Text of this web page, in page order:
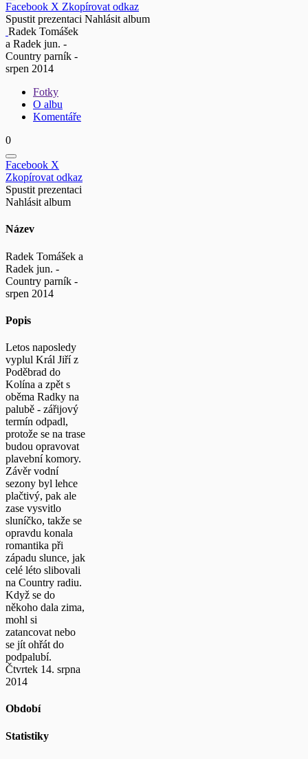
Facebook X Zkopírovat odkaz
Spustit prezentaci Nahlásit album
Radek Tomášek
a Radek jun. -
Country parník -
srpen 2014
Fotky
O albu
Komentáře
0
Facebook X
Zkopírovat odkaz
Spustit prezentaci
Nahlásit album
Název
Radek Tomášek a
Radek jun. -
Country parník -
srpen 2014
Popis
Letos naposledy
vyplul Král Jiří z
Poděbrad do
Kolína a zpět s
oběma Radky na
palubě - zářijový
termín odpadl,
protože se na trase
budou opravovat
plavební komory.
Závěr vodní
sezony byl lehce
plačtivý, pak ale
zase vysvitlo
sluníčko, takže se
opravdu konala
romantika při
západu slunce, jak
celé léto slibovali
na Country radiu.
Když se do
někoho dala zima,
mohl si
zatancovat nebo
se jít ohřát do
podpalubí.
Čtvrtek 14. srpna
2014
Období
Statistiky